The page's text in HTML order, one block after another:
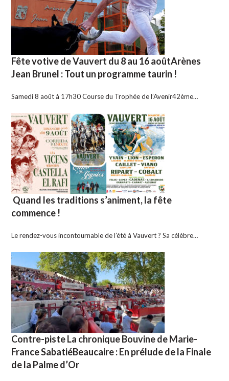
Fête votive de Vauvert du 8 au 16 aoûtArènes
Jean Brunel : Tout un programme taurin !
Samedi 8 août à 17h30 Course du Trophée de l’Avenir42ème…
Quand les traditions s’animent, la fête
commence !
Le rendez-vous incontournable de l’été à Vauvert ? Sa célèbre…
Contre-piste La chronique Bouvine de Marie-
France SabatiéBeaucaire : En prélude de la Finale
de la Palme d’Or